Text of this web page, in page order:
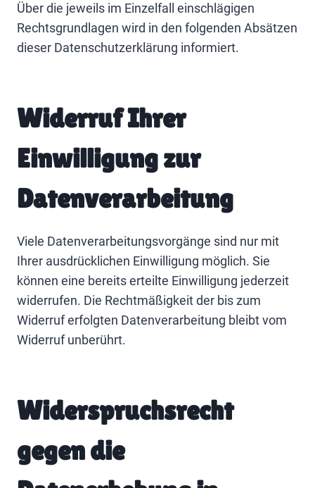
Über die jeweils im Einzelfall einschlägigen
Rechtsgrundlagen wird in den folgenden Absätzen
dieser Datenschutzerklärung informiert.
Widerruf Ihrer
Einwilligung zur
Datenverarbeitung
Viele Datenverarbeitungsvorgänge sind nur mit
Ihrer ausdrücklichen Einwilligung möglich. Sie
können eine bereits erteilte Einwilligung jederzeit
widerrufen. Die Rechtmäßigkeit der bis zum
Widerruf erfolgten Datenverarbeitung bleibt vom
Widerruf unberührt.
Widerspruchsrecht
gegen die